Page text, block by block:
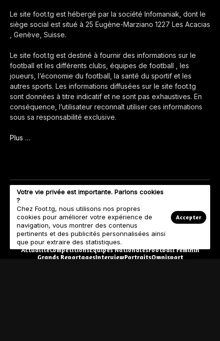
Le site foot.tg est hébergé par la société Infomaniak, dont le
siège social est situé à 25 Eugène-Marziano 1227 Les Acacias
, Genève, Suisse.
Le site foot.tg est destiné à fournir des informations sur le
football et les différents clubs, équipes de football , les
joueurs, l’économie du football, la santé du sportif et les
autres sports. Les informations diffusées sur le site foot.tg
sont données à titre indicatif et ne sont pas exhaustives. En
conséquence, l’utilisateur reconnaît utiliser ces informations
sous sa responsabilité exclusive.
Plus …
ActualitéCompétitionsEquipes NationalesFootball Féminin
Grands ReportagesInterviewPortraitsOmnisport
Votre vie privée est importante. Parlons cookies
?
Chez Foot.tg, nous utilisons nos propres
cookies pour améliorer votre expérience de
navigation, vous montrer des contenus
pertinents et des publicités personnalisées ainsi
que pour extraire des statistiques.
Accepter